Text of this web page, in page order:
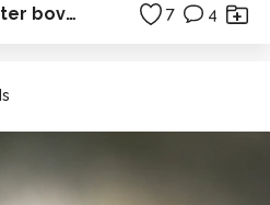
Edenhütte op 1.320 meter boven zeeniveau. 7 4